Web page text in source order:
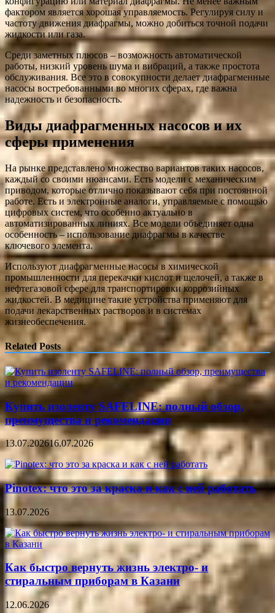
фактором является хорошая управляемость. Регулируя силу и
частоту движения диафрагмы, можно добиться точной подачи
жидкости или газа.
Среди заметных плюсов – возможность автоматической
работы, низкий уровень шума и вибраций, а также простота
обслуживания. Все это в совокупности делает диафрагменные
насосы востребованными во многих сферах, где важна
надежность и безопасность.
Виды диафрагменных насосов и их
сферы применения
На рынке представлено множество вариантов таких насосов,
каждый со своими нюансами. Есть модели с механическим
приводом, которые отлично показывают себя при постоянной
работе. Есть и электронные аналоги, управляемые с помощью
цифровых систем, что особенно актуально в
автоматизированных линиях. Все модели объединяет одна
особенность – использование диафрагмы в качестве
ключевого элемента.
Используют диафрагменные насосы в химической
промышленности для перекачки кислот и щелочей, а также в
нефтегазовой сфере для транспортировки коррозийных
жидкостей. В медицине такие устройства применяют для
подачи лекарственных растворов и в системах
жизнеобеспечения.
Related Posts
Купить изоленту SAFELINE: полный обзор,
преимущества и рекомендации
13.07.202616.07.2026
Pinotex: что это за краска и как с ней работать
13.07.2026
Как быстро вернуть жизнь электро- и
стиральным приборам в Казани
12.06.2026